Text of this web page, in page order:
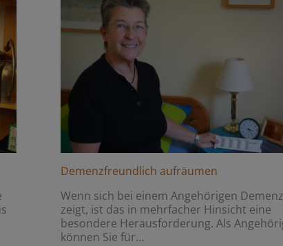
Demenzfreundlich aufräumen
Wenn sich bei einem Angehörigen Demenz
zeigt, ist das in mehrfacher Hinsicht eine
besondere Herausforderung. Als
können Sie für…